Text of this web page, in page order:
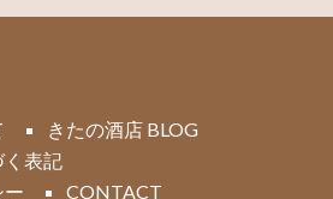
きたの酒店 BLOG
く表記
ー
CONTACT